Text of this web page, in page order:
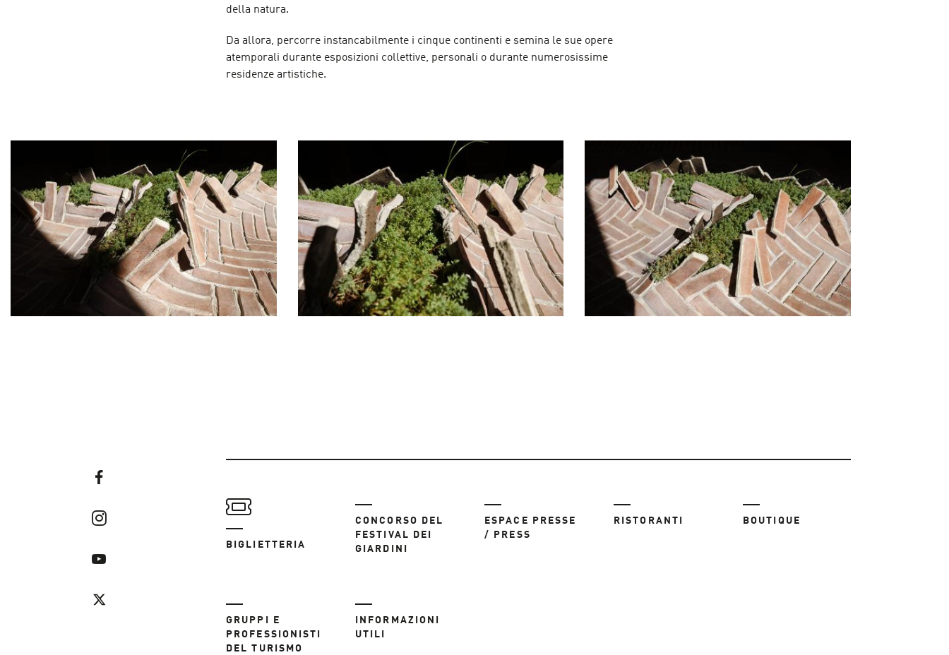
della natura.
Da allora, percorre instancabilmente i cinque continenti e semina le sue opere
atemporali durante esposizioni collettive, personali o durante numerosissime
residenze artistiche.
BIGLIETTERIA
CONCORSO DEL
FESTIVAL DEI
GIARDINI
ESPACE PRESSE
/ PRESS
RISTORANTI BOUTIQUE
GRUPPI E
PROFESSIONISTI
DEL TURISMO
INFORMAZIONI
UTILI